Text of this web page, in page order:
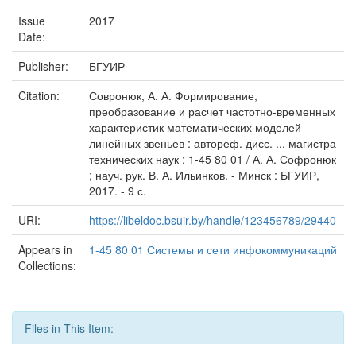
Issue
Date:
2017
Publisher:
БГУИР
Citation:
Совронюк, А. А. Формирование,
преобразование и расчет частотно-временных
характеристик математических моделей
линейных звеньев : автореф. дисс. ... магистра
технических наук : 1-45 80 01 / А. А. Софронюк
; науч. рук. В. А. Ильинков. - Минск : БГУИР,
2017. - 9 с.
URI:
https://libeldoc.bsuir.by/handle/123456789/29440
Appears in
Collections:
1-45 80 01 Системы и сети инфокоммуникаций
Files in This Item: